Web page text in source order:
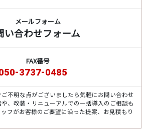
メールフォーム
い合わせフォーム
FAX番号
3737-0485
不明な点がございましたら気軽にお問い合わせ
、改装・リニューアルでの一括導入のご相談も
フがお客様のご要望に沿った提案、お見積もり